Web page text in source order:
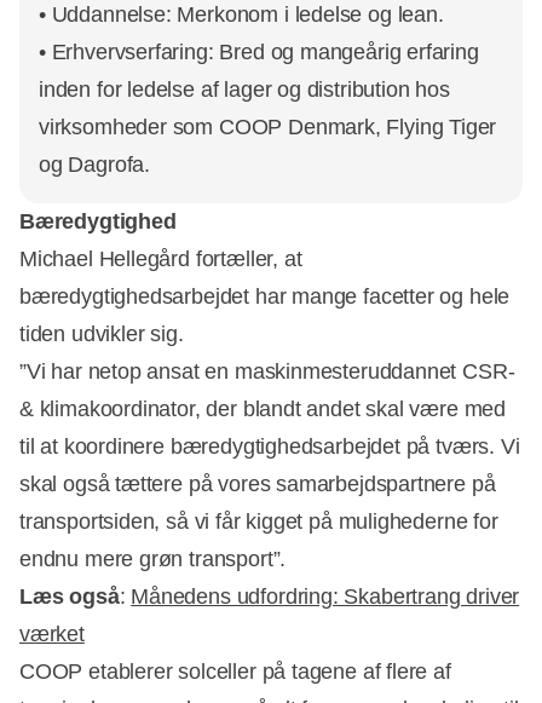
• Uddannelse: Merkonom i ledelse og lean.
• Erhvervserfaring: Bred og mangeårig erfaring
inden for ledelse af lager og distribution hos
virksomheder som COOP Denmark, Flying Tiger
og Dagrofa.
Bæredygtighed
Michael Hellegård fortæller, at
bæredygtighedsarbejdet har mange facetter og hele
tiden udvikler sig.
”Vi har netop ansat en maskinmesteruddannet CSR-
& klimakoordinator, der blandt andet skal være med
til at koordinere bæredygtighedsarbejdet på tværs. Vi
skal også tættere på vores samarbejdspartnere på
transportsiden, så vi får kigget på mulighederne for
endnu mere grøn transport”.
Læs også: Månedens udfordring: Skabertrang driver
værket
COOP etablerer solceller på tagene af flere af